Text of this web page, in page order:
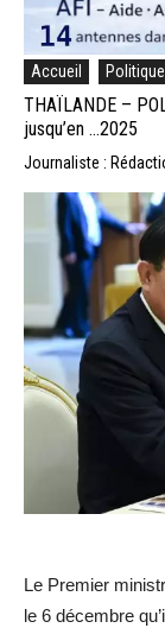
Accueil Politique
THAÏLANDE –
jusqu’en …2025
Journaliste :
Le Premier
le 6 décembre